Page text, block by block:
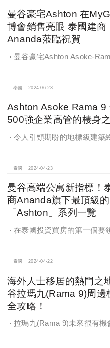
曼谷豪宅Ashton 在
博會銷售亮眼 泰國建商
Ananda蒞臨祝賀
曼谷豪宅Ashton Asoke-
MyGo國際地產展銷會
泰國 2024-06-23
Ashton Asoke Rama 9
500強企業高管的棲身
令人引頸期盼的地標級建築
落。
泰國 2024-04-23
曼谷高端公寓新指標！
商Ananda旗下最頂級的
「Ashton」系列一覽
在泰國投資買房的第一個要
人士投資置產的第一選擇。
泰國 2024-04-22
海外人士移居的熱門之
谷拉瑪九(Rama 9)周邊
全攻略！
拉瑪九(Rama 9)未來很有機